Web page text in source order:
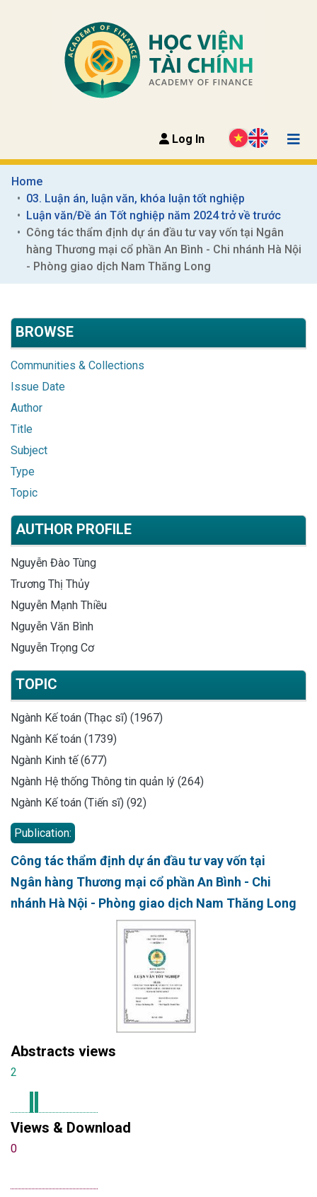
Log In
Home
03. Luận án, luận văn, khóa luận tốt nghiệp
Luận văn/Đề án Tốt nghiệp năm 2024 trở về trước
Công tác thẩm định dự án đầu tư vay vốn tại Ngân
hàng Thương mại cổ phần An Bình - Chi nhánh Hà Nội
- Phòng giao dịch Nam Thăng Long
BROWSE
Communities & Collections
Issue Date
Author
Title
Subject
Type
Topic
AUTHOR PROFILE
Nguyễn Đào Tùng
Trương Thị Thủy
Nguyễn Mạnh Thiều
Nguyễn Văn Bình
Nguyễn Trọng Cơ
TOPIC
Ngành Kế toán (Thạc sĩ) (1967)
Ngành Kế toán (1739)
Ngành Kinh tế (677)
Ngành Hệ thống Thông tin quản lý (264)
Ngành Kế toán (Tiến sĩ) (92)
Publication:
Công tác thẩm định dự án đầu tư vay vốn tại
Ngân hàng Thương mại cổ phần An Bình - Chi
nhánh Hà Nội - Phòng giao dịch Nam Thăng Long
Abstracts views
2
Views & Download
0